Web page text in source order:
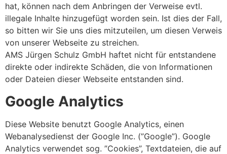
hat, können nach dem Anbringen der Verweise evtl.
illegale Inhalte hinzugefügt worden sein. Ist dies der Fall,
so bitten wir Sie uns dies mitzuteilen, um diesen Verweis
von unserer Webseite zu streichen.
AMS Jürgen Schulz GmbH haftet nicht für entstandene
direkte oder indirekte Schäden, die von Informationen
oder Dateien dieser Webseite entstanden sind.
Google Analytics
Diese Website benutzt Google Analytics, einen
Webanalysedienst der Google Inc. (”Google”). Google
Analytics verwendet sog. ”Cookies”, Textdateien, die auf